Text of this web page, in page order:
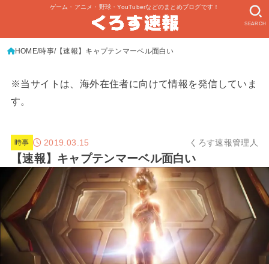
ゲーム・アニメ・野球・YouTuberなどのまとめブログです！
SEARCH
HOME 時事 【速報】キャプテンマーベル面白い
※当サイトは、海外在住者に向けて情報を発信していま
す。
時事 2019.03.15 くろす速報管理人
【速報】キャプテンマーベル面白い